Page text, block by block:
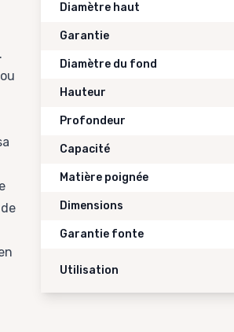
Diamètre haut
Garantie
Diamètre du fond
Hauteur
Profondeur
Capacité
Matière poignée
Dimensions
Garantie fonte
Utilisation